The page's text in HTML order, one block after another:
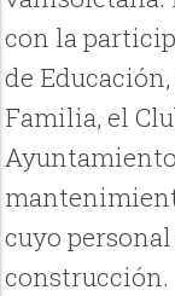
con la
de
Familia, el
cuyo
construcción.